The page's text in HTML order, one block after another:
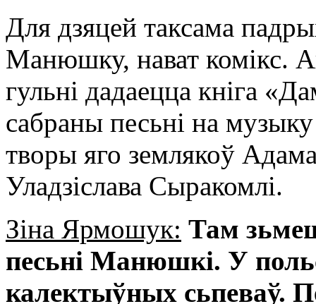
Для дзяцей таксама
Манюшку, нават комікс.
гульні дадаецца кніга
сабраны песьні на
творы яго землякоў
Уладзіслава Сыракомлі.
Зіна Ярмошук: Там
песьні Манюшкі. У
калектыўных сьпеваў.